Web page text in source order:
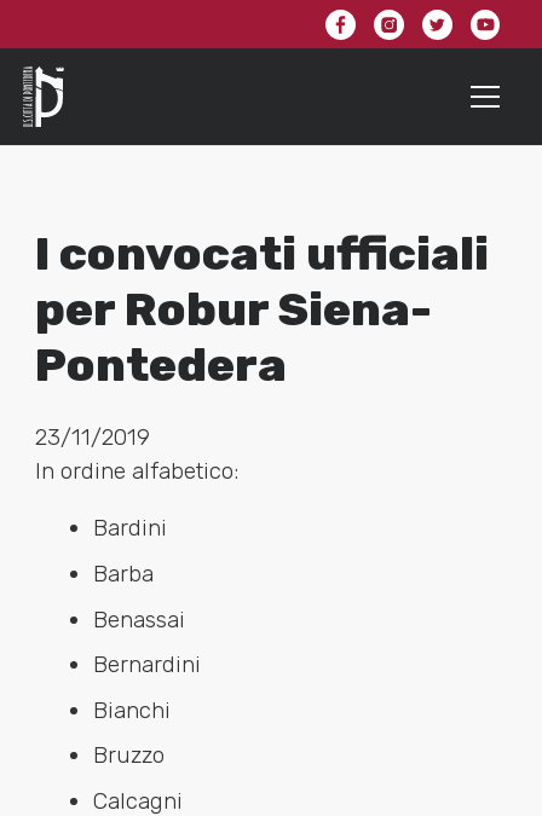
I convocati ufficiali
per Robur Siena-
Pontedera
23/11/2019
In ordine alfabetico:
Bardini
Barba
Benassai
Bernardini
Bianchi
Bruzzo
Calcagni